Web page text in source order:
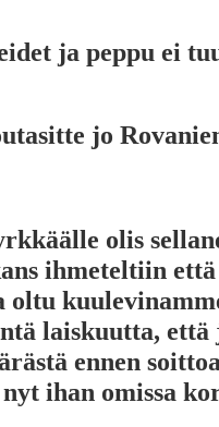
ja peppu ei
jo
olis
ihmeteltiin
laiskuutta,
ennen
ihan omissa